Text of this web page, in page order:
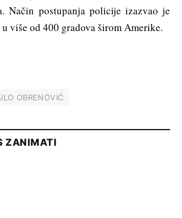
Način postupanja policije izazvao je
više od 400 gradova širom Amerike.
OBRENOVIĆ
ZANIMATI